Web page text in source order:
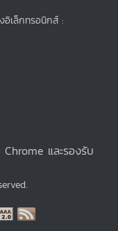
อิเล็กทรอนิกส์ :
และรองรับ